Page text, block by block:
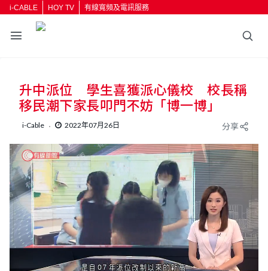
i-CABLE HOY TV 有線寬頻及電訊服務
升中派位 學生喜獲派心儀校 校長稱
移民潮下家長叩門不妨「博一博」
i-Cable 2022年07月26日 分享